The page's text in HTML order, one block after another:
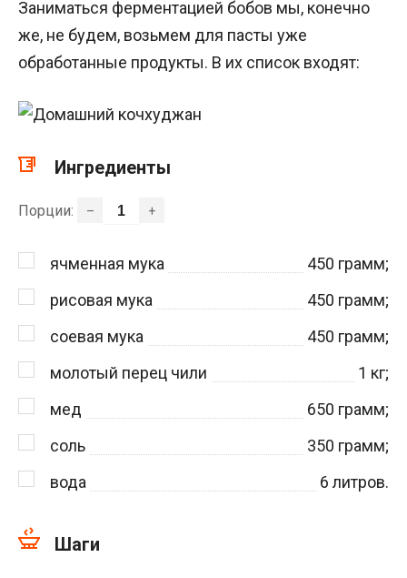
Заниматься ферментацией бобов мы, конечно
же, не будем, возьмем для пасты уже
обработанные продукты. В их список входят:
Ингредиенты
Порции: – +
ячменная мука 450 грамм;
рисовая мука
450 грамм;
соевая мука
450 грамм;
молотый перец чили
1 кг;
мед
650 грамм;
соль
350 грамм;
вода
6 литров.
Шаги